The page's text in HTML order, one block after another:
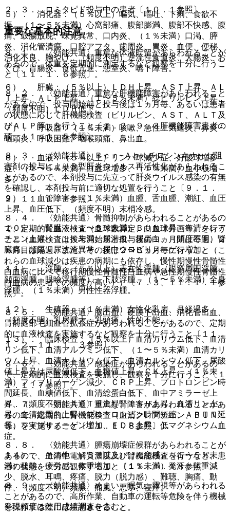
２．３． ロミタピド投与中の患者〔１０．１参照〕。
重要な基本的注意
８．１． 〈効能共通〉重篤な体液貯留があらわれることが
あるので、体重を定期的に測定するなど観察を十分に行うこ
と〔１１．１．６参照〕。
８．２． 〈効能共通〉重篤な肝機能障害があらわれること
があるので、投与開始前と投与後は１ヵ月毎、あるいは患者
の状態に応じて肝機能検査（ビリルビン、ＡＳＴ、ＡＬＴ及
びＡＬＰ等）を行うこと〔７．２、９．３肝機能障害患者の
項、１１．１．５参照〕。
８．３． 〈効能共通〉Ｂｃｒ−Ａｂｌチロシンキナーゼ阻
害剤の投与によりＢ型肝炎ウイルス再活性化があらわれるこ
とがあるので、本剤投与に先立って肝炎ウイルス感染の有無
を確認し、本剤投与前に適切な処置を行うこと〔９．１．
２、１１．１．７参照〕。
８．４． 〈効能共通〉骨髄抑制があらわれることがあるの
で、定期的に血液検査（血球数算定、白血球分画等）を行う
こと（血液検査は投与開始前と投与後の１ヵ月間は毎週、２
ヵ月目は隔週、また、その後は２〜３ヵ月毎に行うこと（こ
れらの血球減少は疾患の病期にも依存し、慢性期慢性骨髄性
白血病に比べて移行期慢性骨髄性白血病や急性期慢性骨髄性
白血病の患者での頻度が高い））〔７．３、１１．１．１参
照〕。
８．５． 〈効能共通〉脳出血、硬膜下出血、消化管出血、
胃前庭部毛細血管拡張症があらわれることがあるので、定期
的に血液検査を実施するなど観察を十分に行うこと〔１１．
１．２、１１．１．３参照〕。
８．６． 〈効能共通〉感染症があらわれることがあるの
で、定期的に血液検査を実施し、観察を十分に行うこと〔１
１．１．７参照〕。
８．７． 〈効能共通〉重篤な腎障害があらわれることがあ
るので、定期的に腎機能検査（血清クレアチニン、ＢＵＮ
等）を実施すること〔１１．１．８参照〕。
８．８． 〈効能共通〉腫瘍崩壊症候群があらわれることが
あるので、血清中電解質濃度及び腎機能検査を行うなど、患
者の状態を十分に観察すること〔１１．１．１８参照〕。
８．９． 〈効能共通〉めまい、眠気、霧視等があらわれる
ことがあるので、高所作業、自動車の運転等危険を伴う機械
を操作する際には注意させること。
５）． 消化器：（５％以上）嘔気、嘔吐、下痢、食欲不
振、（１〜５％未満）心窩部痛、腹部膨満、腹部不快感、腹
痛、鼓腸放屁、味覚異常、口内炎、（１％未満）口渇、膵
炎、消化管潰瘍、口腔アフタ、歯周炎、胃炎、血便、便秘、
消化不良、胸やけ、（頻度不明）逆流性食道炎、大腸炎、お
くび、胃腸炎、食欲亢進、憩室炎、嚥下障害。
６）． 肝臓：（５％以上）ＬＤＨ上昇、ＡＳＴ上昇、ＡＬ
Ｔ上昇、ＡＬＰ上昇、（１〜５％未満）総ビリルビン上昇、
（頻度不明）ＬＤＨ低下。
７）． 呼吸器：（１％未満）咳嗽、急性上気道炎、鼻炎・
咽頭炎、呼吸困難、咽喉頭痛、鼻出血。
８）． 血液：（５％以上）リンパ球減少症、好酸球増多
症、（１〜５％未満）白血球増多、（１％未満）血小板増
多。
９）． 血管障害：（１％未満）血腫、舌血腫、潮紅、血圧
上昇、血圧低下、（頻度不明）末梢冷感。
１０）． 腎臓：（１〜５％未満）ＢＵＮ上昇、血清クレア
チニン上昇、（１％未満）尿潜血、尿蛋白、（頻度不明）腎
臓痛、頻尿、尿沈渣異常、尿中ウロビリノーゲン増加。
１１）． 浮腫：（５％以上）表在性浮腫（眼窩周囲浮腫、
顔面浮腫、眼瞼浮腫等）、下肢浮腫、（１〜５％未満）全身
浮腫、（１％未満）男性性器浮腫。
１２）． 生殖器：（１％未満）女性化乳房、月経過多、
（頻度不明）乳房腫大、乳頭痛、性的不能。
１３）． 臨床検査：（５％以上）血清カリウム低下、血清
リン低下、血清アルブミン低下、（１〜５％未満）血清カリ
ウム上昇、血清ナトリウム低下、血清カルシウム低下、尿酸
値上昇又は尿酸値低下、血糖値上昇、ＣＫ上昇、（１％未
満）フィブリノーゲン減少、ＣＲＰ上昇、プロトロンビン時
間延長、血糖値低下、血清総蛋白低下、血中アミラーゼ上
昇、（頻度不明）ＡＣＴＨ上昇、ＴＳＨ上昇、血清リン上
昇、血清総蛋白上昇、プロトロンビン時間短縮、ＡＰＴＴ延
長、フィブリノーゲン増加、ＦＤＰ上昇、低マグネシウム血
症。
１４）． その他：（５％以上）けん怠感、（１〜５％未
満）発熱、疲労感、体重増加、（１％未満）発汗、体重減
少、脱水、耳鳴、疼痛、脱力（脱力感）、難聴、胸痛、動
悸、（頻度不明）頻脈、痛風、悪寒、寝汗。
発現頻度は使用成績調査を含む。